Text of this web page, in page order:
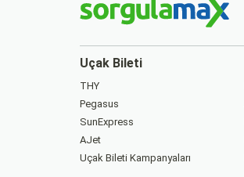
Uçak Bileti
THY
Pegasus
SunExpress
AJet
Uçak Bileti Kampanyaları